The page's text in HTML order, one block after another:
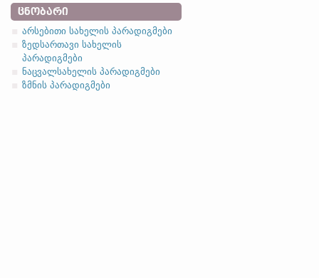
ᲪᲜᲝᲑᲐᲠᲘ
არსებითი სახელის პარადიგმები
ზედსართავი სახელის
პარადიგმები
ნაცვალსახელის პარადიგმები
ზმნის პარადიგმები